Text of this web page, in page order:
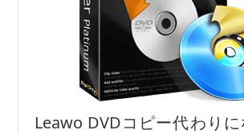
Leawo DVDコピー代わり